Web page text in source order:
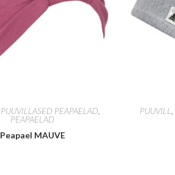
PUUVILLASED PEAPAELAD,
PEAPAELAD
Peapael MAUVE
PUUVILL